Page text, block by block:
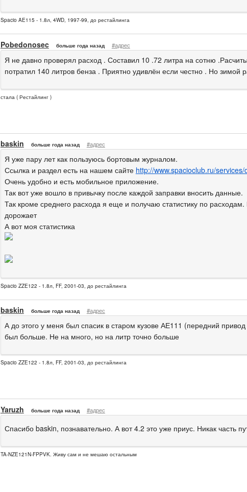
Spacio AE115 - 1.8л, 4WD, 1997-99, до рестайлинга
Pobedonosec больше года назад #адрес
Я не давно проверял расход . Составил 10 .72 литра на сотню
потратил 140 литров бенза . Приятно удивлён если честно . Но зимой
стала ( Рестайлинг )
baskin больше года назад #адрес
Я уже пару лет как пользуюсь бортовым журналом.
Ссылка и раздел есть на нашем сайте http://www.spacioclub.ru/services/
Очень удобно и есть мобильное приложение.
Так вот уже вошло в привычку после каждой заправки вносить данные.
Так кроме среднего расхода я еще и получаю статистику по
дорожает
А вот моя статистика
Spacio ZZE122 - 1.8л, FF, 2001-03, до рестайлинга
baskin больше года назад #адрес
А до этого у меня был спасик в старом кузове АЕ111 (передний
был больше. Не на много, но на литр точно больше
Spacio ZZE122 - 1.8л, FF, 2001-03, до рестайлинга
Yaruzh больше года назад #адрес
Спасибо baskin, познавательно. А вот 4.2 это уже приус. Никак часть
TA-NZE121N-FPPVK. Живу сам и не мешаю остальным